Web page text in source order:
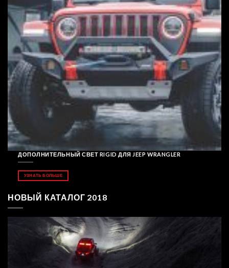
ДОПОЛНИТЕЛЬНЫЙ СВЕТ RIGID ДЛЯ JEEP WRANGLER
УЗНАТЬ БОЛЬШЕ
НОВЫЙ КАТАЛОГ 2018